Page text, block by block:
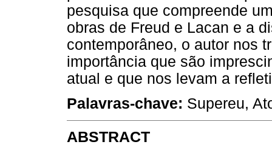
pesquisa que compreende
obras de Freud e Lacan e a
contemporâneo, o autor nos
importância que são
atual e que nos levam a
Palavras-chave: Supereu,
ABSTRACT